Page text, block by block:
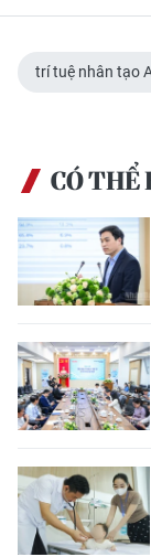
trí tuệ nhân tạo
CÓ THỂ